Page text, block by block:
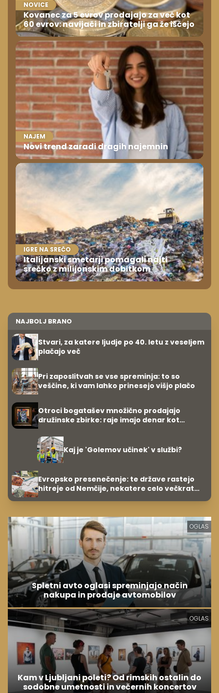
NOVICE
Kovanec za 5 evrov prodajajo za več kot
60 evrov: navijači in zbiratelji ga že iščejo
NAJEM
Novi trend zaradi dragih najemnin
IGRE NA SREČO
Italijanski smetarji pomagali najti
srečko z milijonskim dobitkom
NAJBOLJ BRANO
Stvari, za katere ljudje po 40. letu z veseljem
plačajo več
Pri zaposlitvah se vse spreminja: to so
veščine, ki vam lahko prinesejo višjo plačo
Otroci bogatašev množično prodajajo
družinske zbirke: raje imajo denar kot
Kaj je 'Golemov učinek' v službi?
Evropsko presenečenje: te države rastejo
hitreje od Nemčije, nekatere celo večkrat
OGLAS
Spletni avto oglasi spreminjajo način
nakupa in prodaje avtomobilov
OGLAS
Kam v Ljubljani poleti? Od rimskih ostalin do
sodobne umetnosti in večernih koncertov